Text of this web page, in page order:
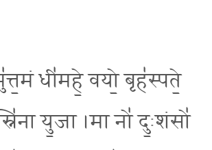
धी॑महे॒ वयो॒ बृह॑स्पते॒
यु॒जा ।मा नो॑ दु॒ःशंसो॑